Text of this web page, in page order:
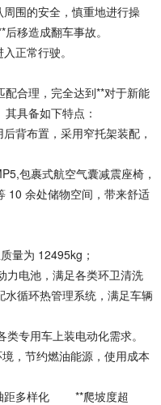
围的安全，慎重地进行操
移造成翻车事故。
正常行驶。
合理，完全达到**对于新能
具备如下特点：
背布置，采用窄托架装配，
包裹式航空气囊减震座椅，
10 余处储物空间，带来舒适
量为 12495kg；
力电池，满足各类环卫清洗
循环热管理系统，满足车辆
专用车上装电动化需求。
，节约燃油能源，使用成本
距多样化 **爬坡度超